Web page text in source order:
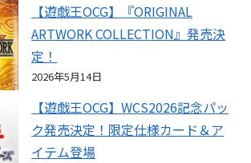
【遊戯王OCG】『ORIGINAL
ARTWORK COLLECTION』発売決
定！
2026年5月14日
【遊戯王OCG】WCS2026記念パッ
ク発売決定！限定仕様カード＆ア
イテム登場